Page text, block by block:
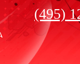
(495)